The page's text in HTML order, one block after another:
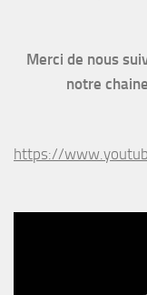
Merci de nous
notre
https://